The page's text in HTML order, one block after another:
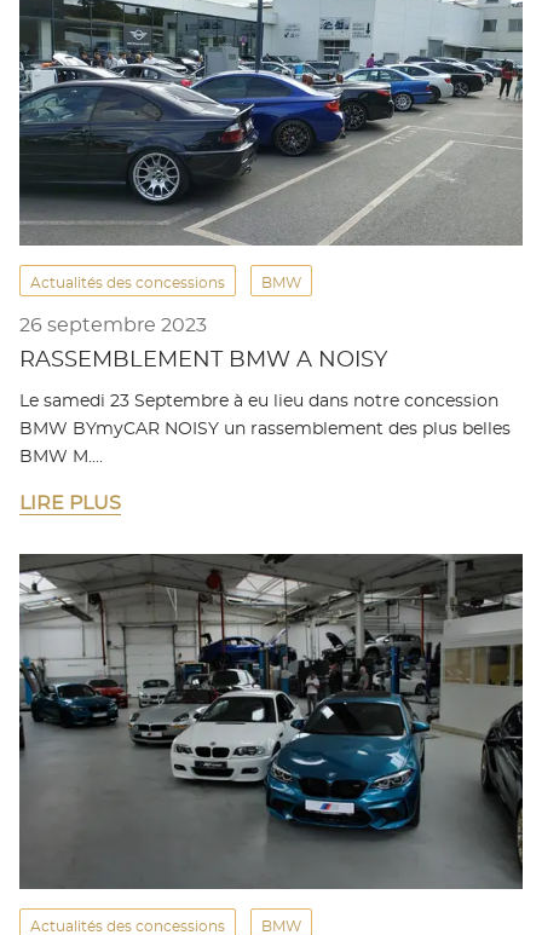
Actualités des concessions BMW
26 septembre 2023
RASSEMBLEMENT BMW A NOISY
Le samedi 23 Septembre à eu lieu dans notre concession
BMW BYmyCAR NOISY un rassemblement des plus belles
BMW M.…
LIRE PLUS
Actualités des concessions BMW